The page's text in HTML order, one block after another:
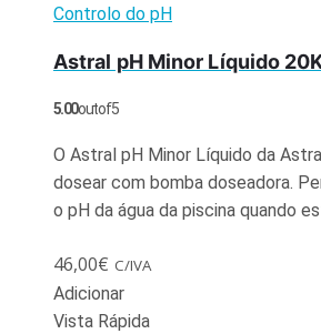
Controlo do pH
Astral pH Minor Líquido
5.00out of 5
O Astral pH Minor Líquido da
dosear com bomba doseadora.
o pH da água da piscina quando
46,00€ C/IVA
Adicionar
Vista Rápida